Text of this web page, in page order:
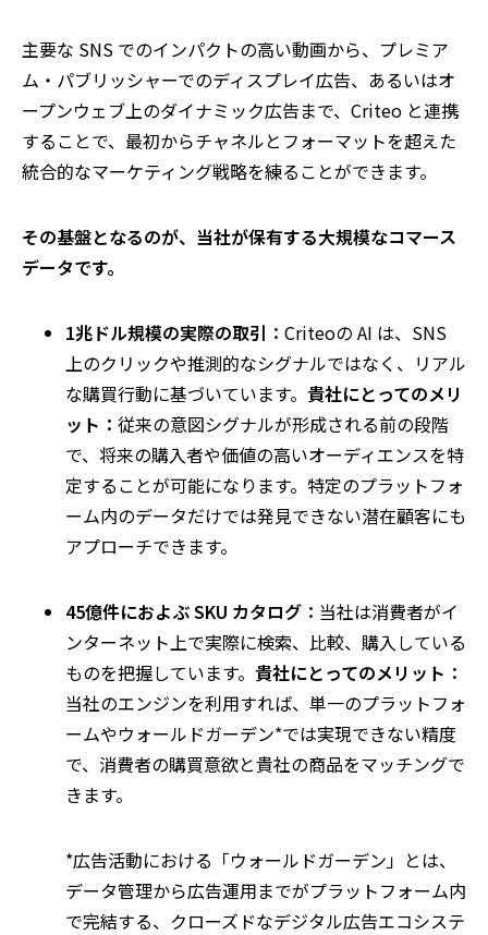
主要な SNS でのインパクトの高い動画から、プレミア
ム・パブリッシャーでのディスプレイ広告、あるいはオ
ープンウェブ上のダイナミック広告まで、 Criteo と連携
することで、最初からチャネルとフォーマットを超えた
統合的なマーケティング戦略を練ることができます。
その基盤となるのが、当社が保有する大規模なコマース
データです。
1兆ドル規模の実際の取引： Criteoの AI は、 SNS
上のクリックや推測的なシグナルではなく、リアル
な購買行動に基づいています。 貴社にとってのメリ
ット： 従来の意図シグナルが形成される前の段階
で、将来の購入者や価値の高いオーディエンスを特
定することが可能になります。特定のプラットフォ
ーム内のデータだけでは発見できない潜在顧客にも
アプローチできます。
45億件におよぶSKU カタログ： 当社は消費者がイ
ンターネット上で実際に検索、比較、購入している
ものを把握しています。 貴社にとってのメリット：
当社のエンジンを利用すれば、単一のプラットフォ
ームやウォールドガーデン*では実現できない精度
で、消費者の購買意欲と貴社の商品をマッチングで
きます。
*広告活動における「ウォールドガーデン」とは、
データ管理から広告運用までがプラットフォーム内
で完結する、クローズドなデジタル広告エコシステ